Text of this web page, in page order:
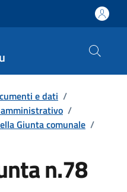
e dati /
/
Giunta comunale /
n.78